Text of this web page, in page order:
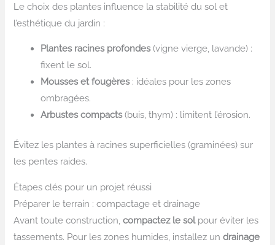
Le choix des plantes influence la stabilité du sol et
l’esthétique du jardin :
Plantes racines profondes(vigne vierge, lavande) :
fixent le sol.
Mousses et fougères: idéales pour les zones
ombragées.
Arbustes compacts(buis, thym) : limitent l’érosion.
Évitez les plantes à racines superficielles (graminées) sur
les pentes raides.
Étapes clés pour un projet réussi
Préparer le terrain : compactage et drainage
Avant toute construction,compactez le solpour éviter les
tassements. Pour les zones humides, installez undrainage